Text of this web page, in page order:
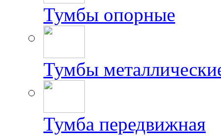
Тумбы опорные
Тумбы
Тумба передвижная